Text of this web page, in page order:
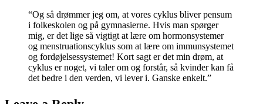
“Og så drømmer jeg om, at vores cyklus bliver pensum
i folkeskolen og på gymnasierne. Hvis man spørger
mig, er det lige så vigtigt at lære om hormonsystemer
og menstruationscyklus som at lære om immunsystemet
og fordøjelsessystemet! Kort sagt er det min drøm, at
cyklus er noget, vi taler om og forstår, så kvinder kan få
det bedre i den verden, vi lever i. Ganske enkelt.”